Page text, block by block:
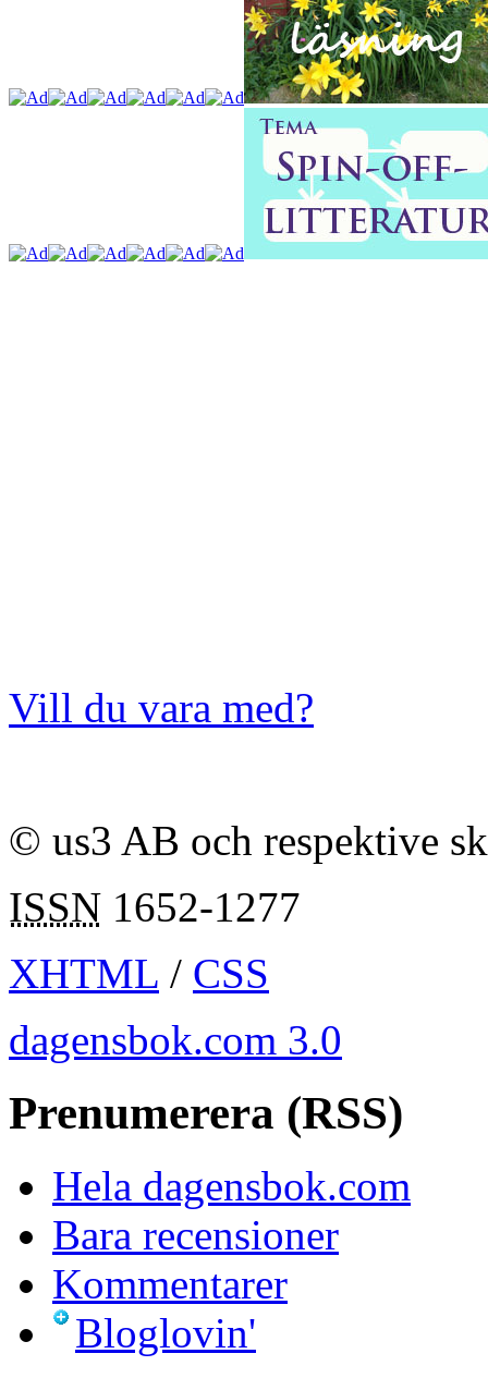
Vill du vara med?
© us3 AB och respektive
ISSN 1652-1277
XHTML / CSS
dagensbok.com 3.0
Prenumerera (RSS)
Hela dagensbok.com
Bara recensioner
Kommentarer
Bloglovin'